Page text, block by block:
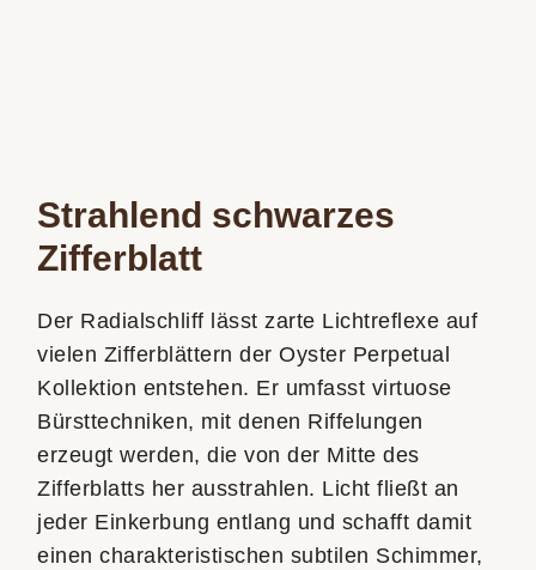
Strahlend schwarzes
Zifferblatt
Der Radialschliff lässt zarte Lichtreflexe auf
vielen Zifferblättern der Oyster Perpetual
Kollektion entstehen. Er umfasst virtuose
Bürsttechniken, mit denen Riffelungen
erzeugt werden, die von der Mitte des
Zifferblatts her ausstrahlen. Licht fließt an
jeder Einkerbung entlang und schafft damit
einen charakteristischen subtilen Schimmer,